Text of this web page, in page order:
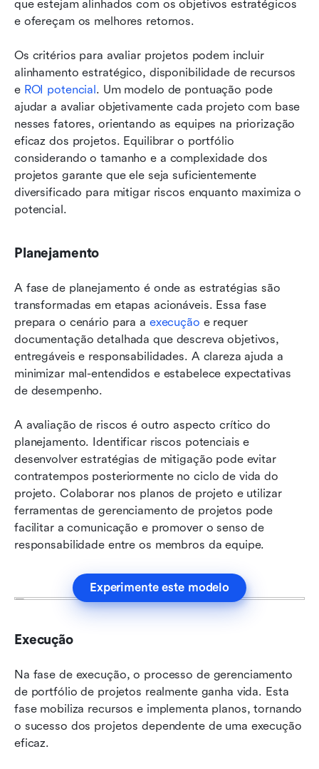
que estejam alinhados com os objetivos estratégicos
e ofereçam os melhores retornos.
Os critérios para avaliar projetos podem incluir
alinhamento estratégico, disponibilidade de recursos
e ROI potencial. Um modelo de pontuação pode
ajudar a avaliar objetivamente cada projeto com base
nesses fatores, orientando as equipes na priorização
eficaz dos projetos. Equilibrar o portfólio
considerando o tamanho e a complexidade dos
projetos garante que ele seja suficientemente
diversificado para mitigar riscos enquanto maximiza o
potencial.
Planejamento
A fase de planejamento é onde as estratégias são
transformadas em etapas acionáveis. Essa fase
prepara o cenário para a execução e requer
documentação detalhada que descreva objetivos,
entregáveis e responsabilidades. A clareza ajuda a
minimizar mal-entendidos e estabelece expectativas
de desempenho.
A avaliação de riscos é outro aspecto crítico do
planejamento. Identificar riscos potenciais e
desenvolver estratégias de mitigação pode evitar
contratempos posteriormente no ciclo de vida do
projeto. Colaborar nos planos de projeto e utilizar
ferramentas de gerenciamento de projetos pode
facilitar a comunicação e promover o senso de
responsabilidade entre os membros da equipe.
Experimente este modelo
Execução
Na fase de execução, o processo de gerenciamento
de portfólio de projetos realmente ganha vida. Esta
fase mobiliza recursos e implementa planos, tornando
o sucesso dos projetos dependente de uma execução
eficaz.